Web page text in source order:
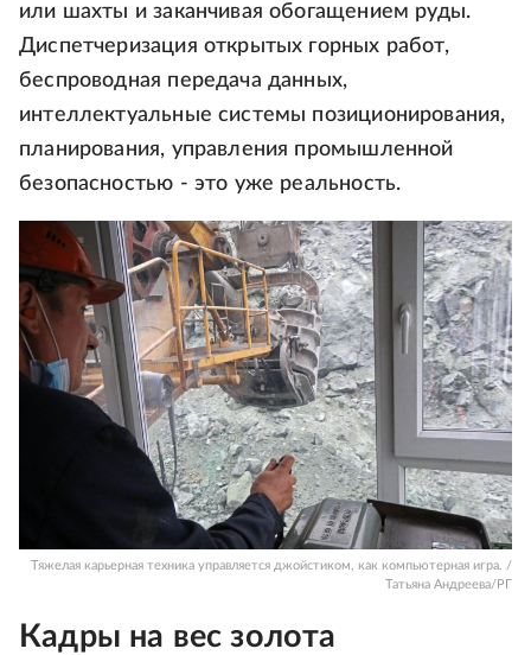
или шахты и заканчивая обогащением руды.
Диспетчеризация открытых горных работ,
беспроводная передача данных,
интеллектуальные системы позиционирования,
планирования, управления промышленной
безопасностью - это уже реальность.
Тяжелая карьерная техника управляется джойстиком, как компьютерная игра. /
Татьяна Андреева/РГ
Кадры на вес золота